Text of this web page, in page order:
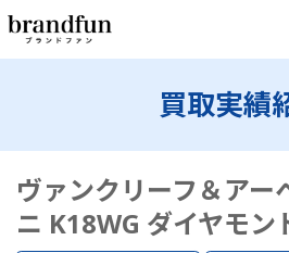
買取実績
ヴァンクリーフ＆アー
ニ K18WG ダイヤモン